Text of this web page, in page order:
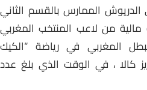
الممارس بالقسم الثاني
من لاعب المنتخب المغربي
المغربي في رياضة “الكيك
، في الوقت الذي بلغ عدد